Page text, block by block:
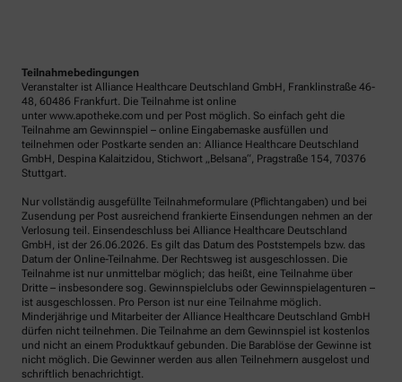
Teilnahmebedingungen
Veranstalter ist Alliance Healthcare Deutschland GmbH, Franklinstraße 46-
48, 60486 Frankfurt. Die Teilnahme ist online
unter www.apotheke.com und per Post möglich. So einfach geht die
Teilnahme am Gewinnspiel – online Eingabemaske ausfüllen und
teilnehmen oder Postkarte senden an: Alliance Healthcare Deutschland
GmbH, Despina Kalaitzidou, Stichwort „Belsana“, Pragstraße 154, 70376
Stuttgart.
Nur vollständig ausgefüllte Teilnahmeformulare (Pflichtangaben) und bei
Zusendung per Post ausreichend frankierte Einsendungen nehmen an der
Verlosung teil. Einsendeschluss bei Alliance Healthcare Deutschland
GmbH, ist der 26.06.2026. Es gilt das Datum des Poststempels bzw. das
Datum der Online-Teilnahme. Der Rechtsweg ist ausgeschlossen. Die
Teilnahme ist nur unmittelbar möglich; das heißt, eine Teilnahme über
Dritte – insbesondere sog. Gewinnspielclubs oder Gewinnspielagenturen –
ist ausgeschlossen. Pro Person ist nur eine Teilnahme möglich.
Minderjährige und Mitarbeiter der Alliance Healthcare Deutschland GmbH
dürfen nicht teilnehmen. Die Teilnahme an dem Gewinnspiel ist kostenlos
und nicht an einem Produktkauf gebunden. Die Barablöse der Gewinne ist
nicht möglich. Die Gewinner werden aus allen Teilnehmern ausgelost und
schriftlich benachrichtigt.